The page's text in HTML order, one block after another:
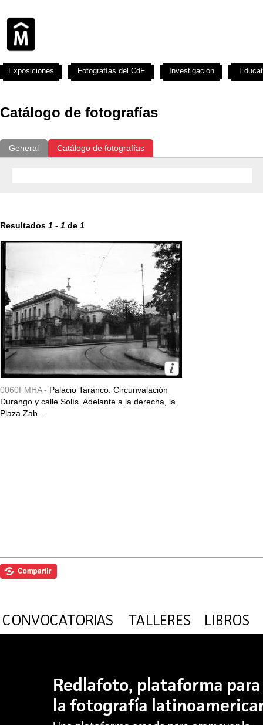
Catálogo de fotografías
General Catálogo de fotografías
Resultados 1 - 1 de 1
0060FMHA - Palacio Taranco. Circunvalación
Durango y calle Solís. Adelante a la derecha, la
Plaza Zab...
Exposiciones Fotografías del CdF Investigación